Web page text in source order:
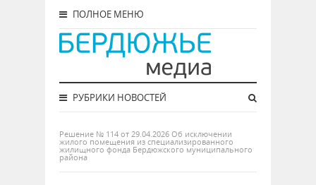
ПОЛНОЕ МЕНЮ
РУБРИКИ НОВОСТЕЙ
Решение № 114 от 29.04.2026 Об исключении
жилого помещения из специализированного
жилищного фонда Бердюжского муниципального
района